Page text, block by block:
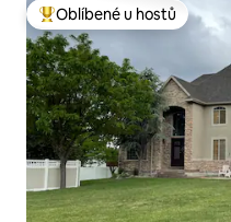
Nejlepší v kategorii
Oblíbené u hostů